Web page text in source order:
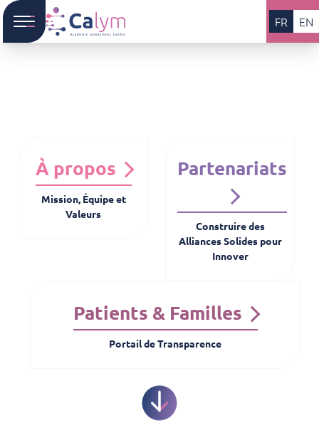
FR EN
À propos
Mission, Équipe et
Valeurs
Partenariats
Construire des
Alliances Solides pour
Innover
Patients & Familles
Portail de Transparence